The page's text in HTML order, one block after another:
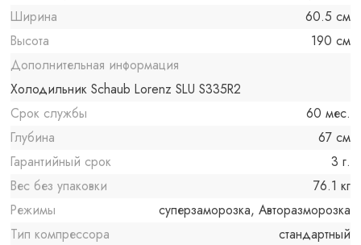
Ширина
60.5 см
Высота
190 см
Дополнительная информация
Холодильник Schaub Lorenz SLU S335R2
Срок службы
60 мес.
Глубина
67 см
Гарантийный срок
3 г.
Вес без упаковки
76.1 кг
Режимы
суперзаморозка, Авторазморозка
Тип компрессора
стандартный